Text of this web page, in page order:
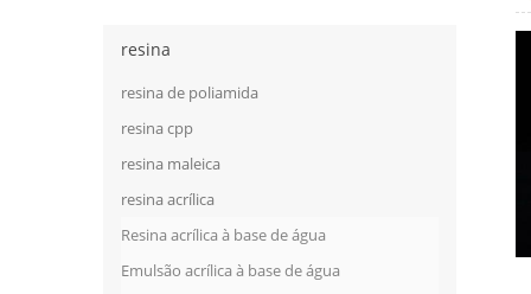
resina
resina de poliamida
resina cpp
resina maleica
resina acrílica
Resina acrílica à base de água
Emulsão acrílica à base de água